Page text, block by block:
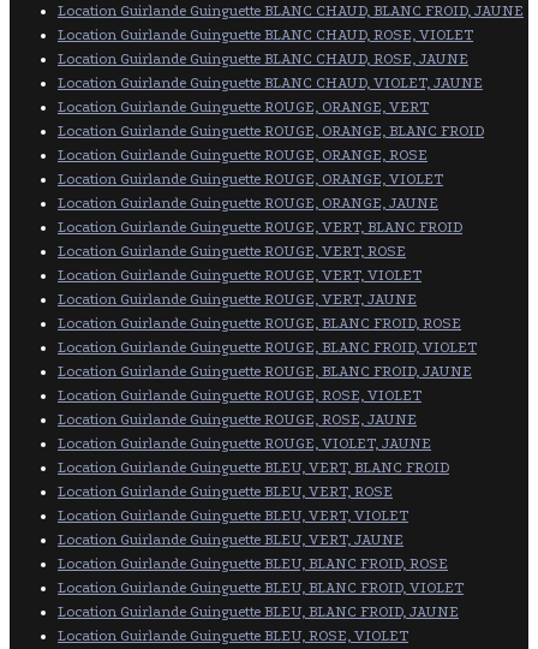
Location Guirlande Guinguette BLANC CHAUD, BLANC FROID, JAUNE
Location Guirlande Guinguette BLANC CHAUD, ROSE, VIOLET
Location Guirlande Guinguette BLANC CHAUD, ROSE, JAUNE
Location Guirlande Guinguette BLANC CHAUD, VIOLET, JAUNE
Location Guirlande Guinguette ROUGE, ORANGE, VERT
Location Guirlande Guinguette ROUGE, ORANGE, BLANC FROID
Location Guirlande Guinguette ROUGE, ORANGE, ROSE
Location Guirlande Guinguette ROUGE, ORANGE, VIOLET
Location Guirlande Guinguette ROUGE, ORANGE, JAUNE
Location Guirlande Guinguette ROUGE, VERT, BLANC FROID
Location Guirlande Guinguette ROUGE, VERT, ROSE
Location Guirlande Guinguette ROUGE, VERT, VIOLET
Location Guirlande Guinguette ROUGE, VERT, JAUNE
Location Guirlande Guinguette ROUGE, BLANC FROID, ROSE
Location Guirlande Guinguette ROUGE, BLANC FROID, VIOLET
Location Guirlande Guinguette ROUGE, BLANC FROID, JAUNE
Location Guirlande Guinguette ROUGE, ROSE, VIOLET
Location Guirlande Guinguette ROUGE, ROSE, JAUNE
Location Guirlande Guinguette ROUGE, VIOLET, JAUNE
Location Guirlande Guinguette BLEU, VERT, BLANC FROID
Location Guirlande Guinguette BLEU, VERT, ROSE
Location Guirlande Guinguette BLEU, VERT, VIOLET
Location Guirlande Guinguette BLEU, VERT, JAUNE
Location Guirlande Guinguette BLEU, BLANC FROID, ROSE
Location Guirlande Guinguette BLEU, BLANC FROID, VIOLET
Location Guirlande Guinguette BLEU, BLANC FROID, JAUNE
Location Guirlande Guinguette BLEU, ROSE, VIOLET